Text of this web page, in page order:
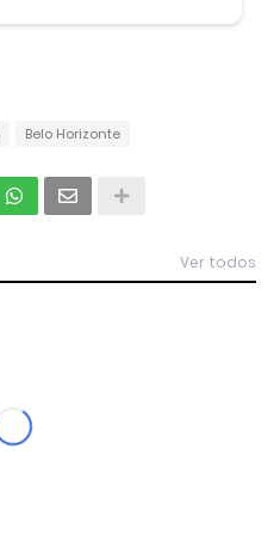
Belo Horizonte
Ver todos